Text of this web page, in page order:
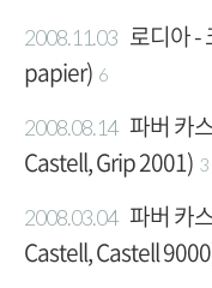
2008.11.03 로디아 -
papier) 6
2008.08.14 파버 카
Castell, Grip 2001) 3
2008.03.04 파버 카
Castell, Castell